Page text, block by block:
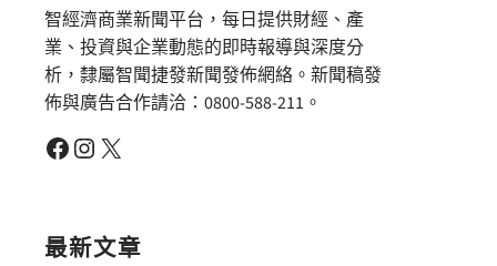
智經濟商業新聞平台，每日提供財經、產
業、投資與企業動態的即時報導與深度分
析，隸屬智聞捷發新聞發佈網絡。新聞稿發
佈與廣告合作請洽：0800-588-211。
Facebook Instagram X
最新文章